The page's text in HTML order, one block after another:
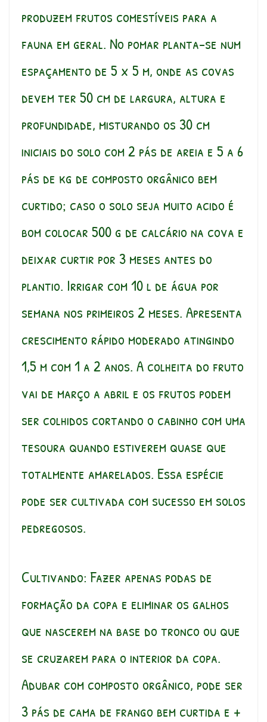
produzem frutos comestíveis para a
fauna em geral. No pomar planta-se num
espaçamento de 5 x 5 m, onde as covas
devem ter 50 cm de largura, altura e
profundidade, misturando os 30 cm
iniciais do solo com 2 pás de areia e 5 a 6
pás de kg de composto orgânico bem
curtido; caso o solo seja muito acido é
bom colocar 500 g de calcário na cova e
deixar curtir por 3 meses antes do
plantio. Irrigar com 10 l de água por
semana nos primeiros 2 meses. Apresenta
crescimento rápido moderado atingindo
1,5 m com 1 a 2 anos. A colheita do fruto
vai de março a abril e os frutos podem
ser colhidos cortando o cabinho com uma
tesoura quando estiverem quase que
totalmente amarelados. Essa espécie
pode ser cultivada com sucesso em solos
pedregosos.
Cultivando: Fazer apenas podas de
formação da copa e eliminar os galhos
que nascerem na base do tronco ou que
se cruzarem para o interior da copa.
Adubar com composto orgânico, pode ser
3 pás de cama de frango bem curtida e +